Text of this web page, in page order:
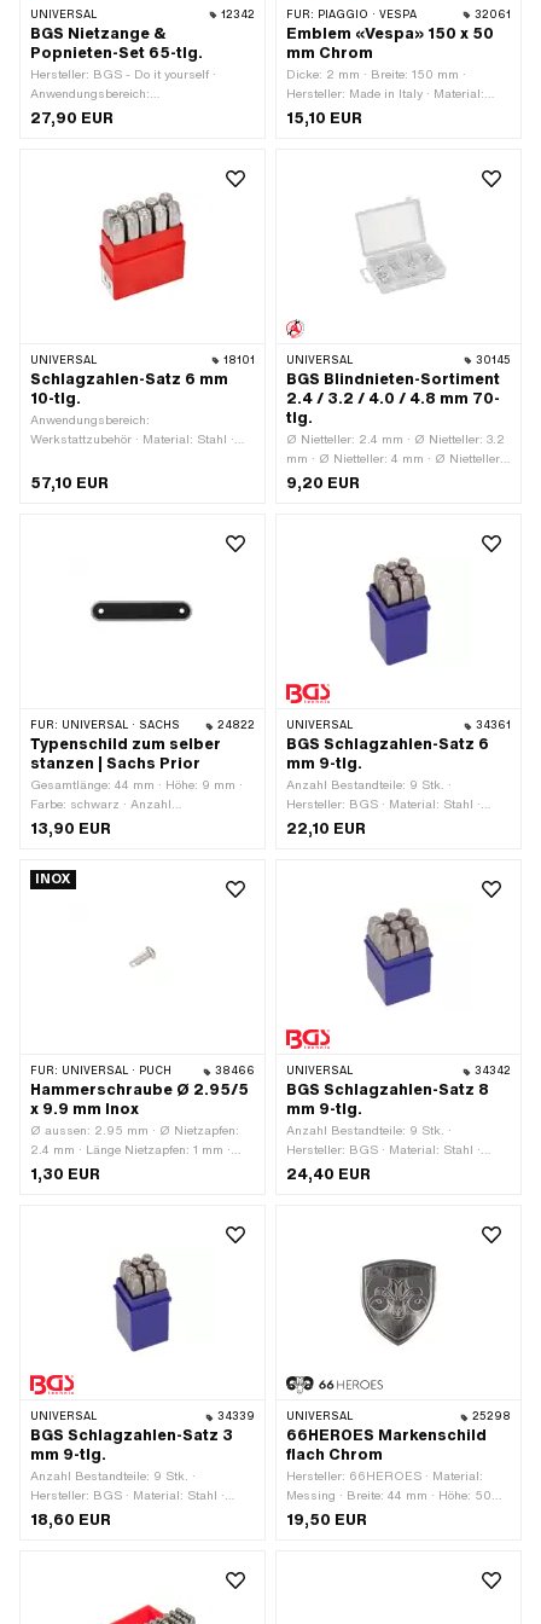
UNIVERSAL 12342
BGS Nietzange &
Popnieten-Set 65-tlg.
Hersteller: BGS - Do it yourself ·
Anwendungsbereich:
Werkstattzubehör
27,90 EUR
FÜR: PIAGGIO · VESPA 32061
Emblem «Vespa» 150 x 50
mm Chrom
Dicke: 2 mm · Breite: 150 mm ·
Hersteller: Made in Italy · Material:
Kunststoff · Oberfläche: verchromt ·
Farbe: Chrom · Befestigungsart:
OEM-Nr.: 57357R · Piaggio OEM-Nr.:
620529 · Piaggio OEM-Nr.: 656220
15,10 EUR
UNIVERSAL 18101
Schlagzahlen-Satz 6 mm
10-tlg.
Anwendungsbereich:
Werkstattzubehör · Material: Stahl ·
Bestandteile: 10 Stk.
57,10 EUR
UNIVERSAL 30145
BGS Blindnieten-Sortiment
2.4 / 3.2 / 4.0 / 4.8 mm 70-
tlg.
Ø Nietteller: 2.4 mm · Ø Nietteller: 3.2
mm · Ø Nietteller: 4 mm · Ø Nietteller:
4.8 mm · Hersteller: BGS - Do it
yourself · Länge Nietzapfen: 6 mm ·
9,20 EUR
FÜR: UNIVERSAL · SACHS 24822
Typenschild zum selber
stanzen | Sachs Prior
Gesamtlänge: 44 mm · Höhe: 9 mm ·
Farbe: schwarz · Anzahl
Befestigungspunkte: 2 Stk. · Ø
Befestigungsloch: 2 mm
13,90 EUR
UNIVERSAL 34361
BGS Schlagzahlen-Satz 6
mm 9-tlg.
Anzahl Bestandteile: 9 Stk. ·
Hersteller: BGS · Material: Stahl ·
Oberfläche: gehärtet ·
Anwendungsbereich:
22,10 EUR
INOX
FÜR: UNIVERSAL · PUCH 38466
Hammerschraube Ø 2.95/5
x 9.9 mm Inox
Ø aussen: 2.95 mm · Ø Nietzapfen:
2.4 mm · Länge Nietzapfen: 1 mm ·
Material: Chromstahl
Bohrung: 2.6 mm · Ø Bohrung: 2.7
1,30 EUR
UNIVERSAL 34342
BGS Schlagzahlen-Satz 8
mm 9-tlg.
Anzahl Bestandteile: 9 Stk. ·
Hersteller: BGS · Material: Stahl ·
Oberfläche: gehärtet ·
24,40 EUR
UNIVERSAL 34339
BGS Schlagzahlen-Satz 3
mm 9-tlg.
Anzahl Bestandteile: 9 Stk. ·
Hersteller: BGS · Material: Stahl ·
Oberfläche: gehärtet ·
18,60 EUR
UNIVERSAL 25298
66HEROES Markenschild
flach Chrom
Hersteller: 66HEROES · Material:
Messing · Breite: 44 mm · Höhe: 50
mm · Oberfläche: verchromt · Form:
19,50 EUR